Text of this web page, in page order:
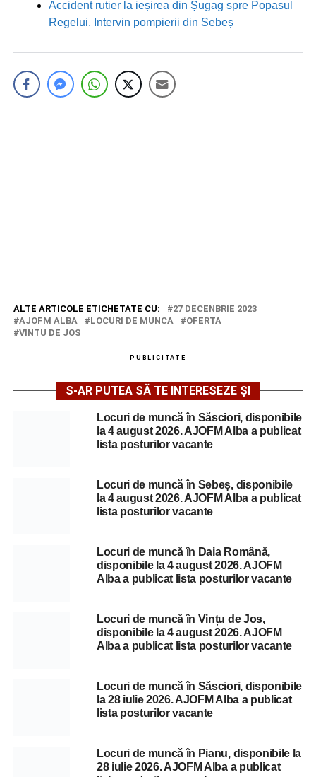
Accident rutier la ieșirea din Șugag spre Popasul
Regelui. Intervin pompierii din Sebeș
ALTE ARTICOLE ETICHETATE CU:
27 DECENBRIE 2023
AJOFM ALBA
LOCURI DE MUNCA
OFERTA
VINTU DE JOS
PUBLICITATE
S-AR PUTEA SĂ TE INTERESEZE ȘI
Locuri de muncă în Săsciori, disponibile
la 4 august 2026. AJOFM Alba a publicat
lista posturilor vacante
Locuri de muncă în Sebeș, disponibile
la 4 august 2026. AJOFM Alba a publicat
lista posturilor vacante
Locuri de muncă în Daia Română,
disponibile la 4 august 2026. AJOFM
Alba a publicat lista posturilor vacante
Locuri de muncă în Vințu de Jos,
disponibile la 4 august 2026. AJOFM
Alba a publicat lista posturilor vacante
Locuri de muncă în Săsciori, disponibile
la 28 iulie 2026. AJOFM Alba a publicat
lista posturilor vacante
Locuri de muncă în Pianu, disponibile la
28 iulie 2026. AJOFM Alba a publicat